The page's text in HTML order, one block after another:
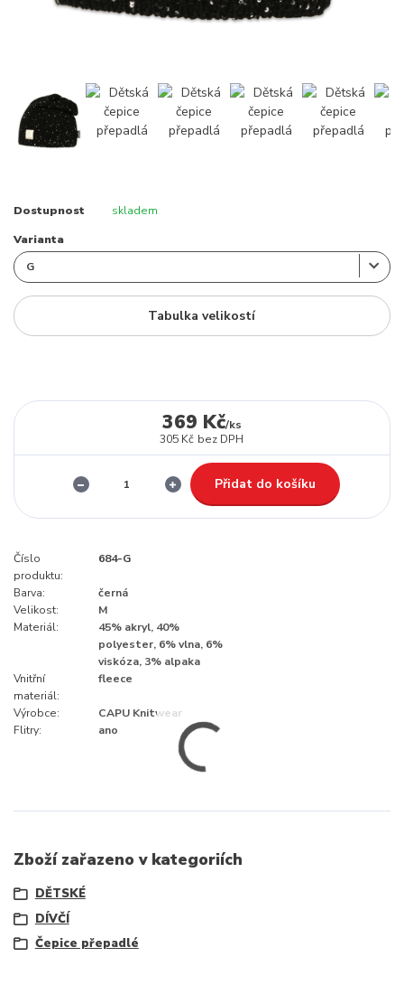
Dostupnost skladem
Varianta
Tabulka velikostí
369 Kč/ks
305 Kč bez DPH
Přidat do košíku
Číslo
produktu:
684-G
Barva:
černá
Velikost:
M
Materiál:
45% akryl, 40%
polyester, 6% vlna, 6%
viskóza, 3% alpaka
Vnitřní
materiál:
fleece
Výrobce:
CAPU Knitwear
Flitry:
ano
Zboží zařazeno v kategoriích
DĚTSKÉ
DÍVČÍ
Čepice přepadlé